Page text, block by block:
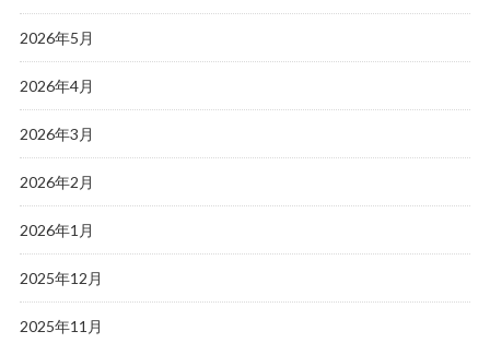
2026年5月
2026年4月
2026年3月
2026年2月
2026年1月
2025年12月
2025年11月